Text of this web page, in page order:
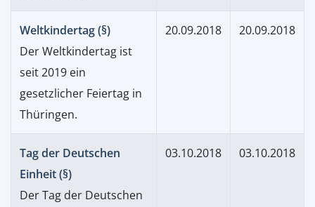
Weltkindertag (§)
Der Weltkindertag ist
seit 2019 ein
gesetzlicher Feiertag in
Thüringen.
20.09.2018 20.09.2018
Tag der Deutschen
Einheit (§)
Der Tag der Deutschen
03.10.2018 03.10.2018